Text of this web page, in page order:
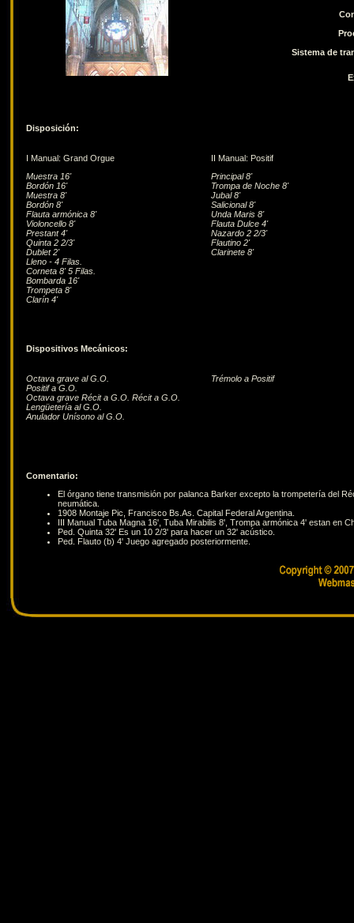
Sistema de
Disposición:
I Manual: Grand Orgue
Muestra 16'
Bordón 16'
Muestra 8'
Bordón 8'
Flauta armónica 8'
Violoncello 8'
Prestant 4'
Quinta 2 2/3'
Dublet 2'
Lleno - 4 Filas.
Corneta 8' 5 Filas.
Bombarda 16'
Trompeta 8'
Clarín 4'
II Manual: Positif
Principal 8'
Trompa de Noche 8'
Jubal 8'
Salicional 8'
Unda Maris 8'
Flauta Dulce 4'
Nazardo 2 2/3'
Flautino 2'
Clarinete 8'
Dispositivos Mecánicos:
Octava grave al G.O.
Positif a G.O.
Octava grave Récit a G.O. Récit a G.O.
Lengüetería al G.O.
Anulador Unísono al G.O.
Trémolo a Positif
Comentario:
El órgano tiene transmisión por palanca Barker excepto la trompetería del
neumática.
1908 Montaje Pic, Francisco Bs.As. Capital Federal Argentina.
III Manual Tuba Magna 16', Tuba Mirabilis 8', Trompa armónica 4' estan en
Ped. Quinta 32' Es un 10 2/3' para hacer un 32' acústico.
Ped. Flauto (b) 4' Juego agregado posteriormente.